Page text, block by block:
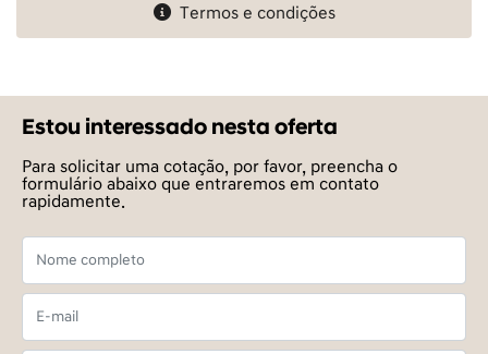
Termos e condições
Estou interessado nesta oferta
Para solicitar uma cotação, por favor, preencha o
formulário abaixo que entraremos em contato
rapidamente.